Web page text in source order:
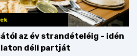
az év strandételéig – idén
déli partját